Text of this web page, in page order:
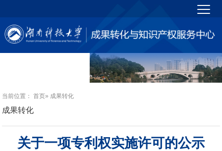
当前位置：首页» 成果转化
成果转化
关于一项专利权实施许可的公示